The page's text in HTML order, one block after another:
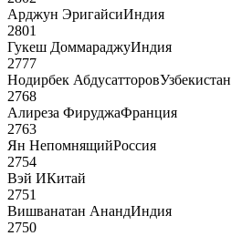
Арджун ЭригайсиИндия
2801
Гукеш ДоммараджуИндия
2777
Нодирбек АбдусатторовУзбекистан
2768
Алиреза ФируджаФранция
2763
Ян НепомнящийРоссия
2754
Вэй ИКитай
2751
Вишванатан АнандИндия
2750